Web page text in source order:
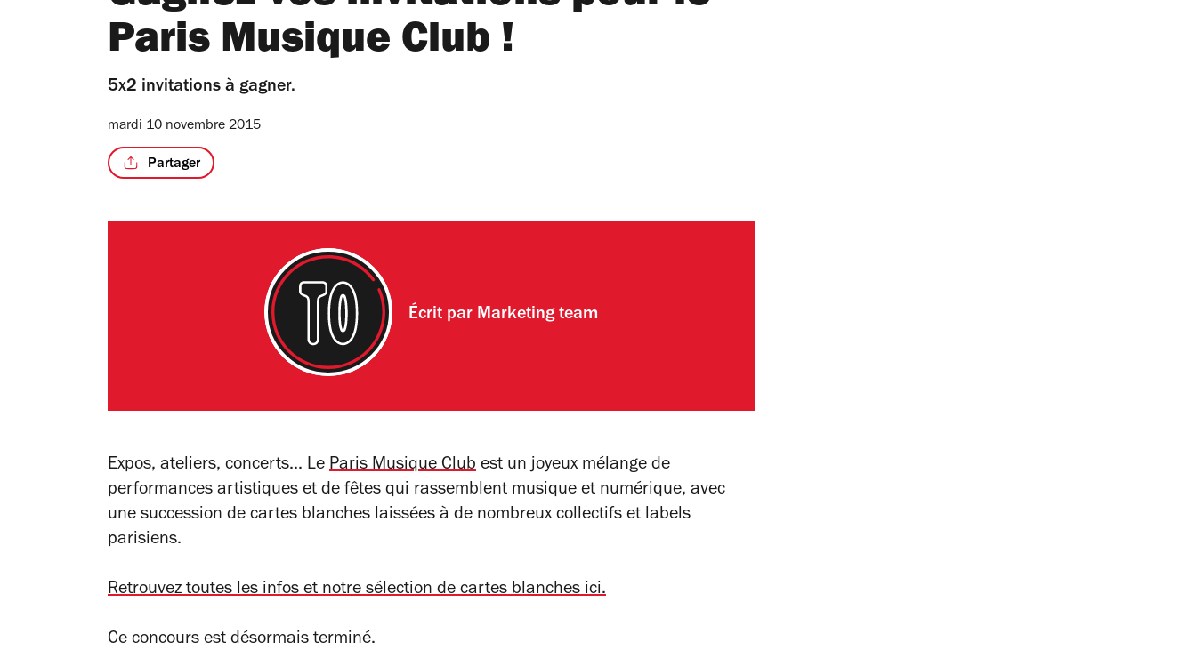
Paris Musique Club !
5x2 invitations à gagner.
mardi 10 novembre 2015
Partager
Écrit par Marketing team
Expos, ateliers, concerts... Le Paris Musique Club est un joyeux mélange de
performances artistiques et de fêtes qui rassemblent musique et numérique, avec
une succession de cartes blanches laissées à de nombreux collectifs et labels
parisiens.
Retrouvez toutes les infos et notre sélection de cartes blanches ici.
Ce concours est désormais terminé.